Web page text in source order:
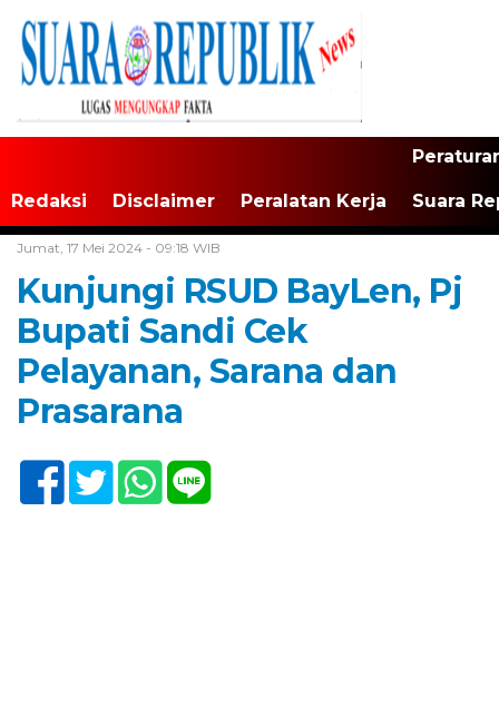
Redaksi Disclaimer Peralatan Kerja Suara
Jumat, 17 Mei 2024 - 09:18 WIB
Kunjungi RSUD BayLen, Pj
Bupati Sandi Cek
Pelayanan, Sarana dan
Prasarana